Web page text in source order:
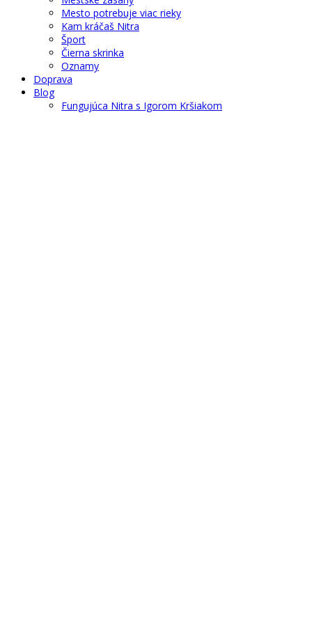
Mesto potrebuje viac rieky
Kam kráčaš Nitra
Šport
Čierna skrinka
Oznamy
Doprava
Blog
Fungujúca Nitra s Igorom Kršiakom